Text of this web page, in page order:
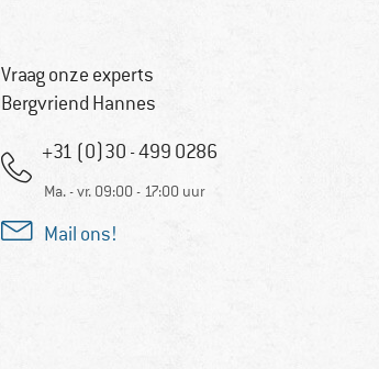
Vraag onze experts
Bergvriend Hannes
+31 (0)30 - 499 0286
Ma. - vr. 09:00 - 17:00 uur
Mail ons!